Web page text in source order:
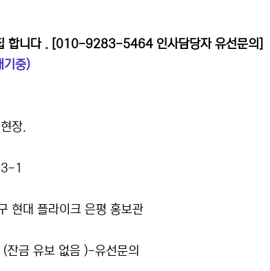
합니다 . [010-9283-5464 인사담당자 유선문의]
기중)
장.
1
현대 플라이크 은평 홍보관
금 유보 없음 )-유선문의